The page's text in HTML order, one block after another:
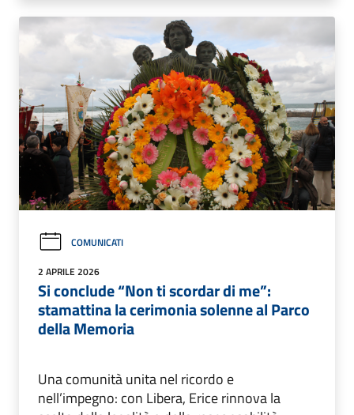
COMUNICATI
2 APRILE 2026
Si conclude “Non ti scordar di me”:
stamattina la cerimonia solenne al Parco
della Memoria
Una comunità unita nel ricordo e
nell’impegno: con Libera, Erice rinnova la